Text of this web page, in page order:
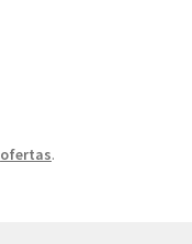
ofertas.